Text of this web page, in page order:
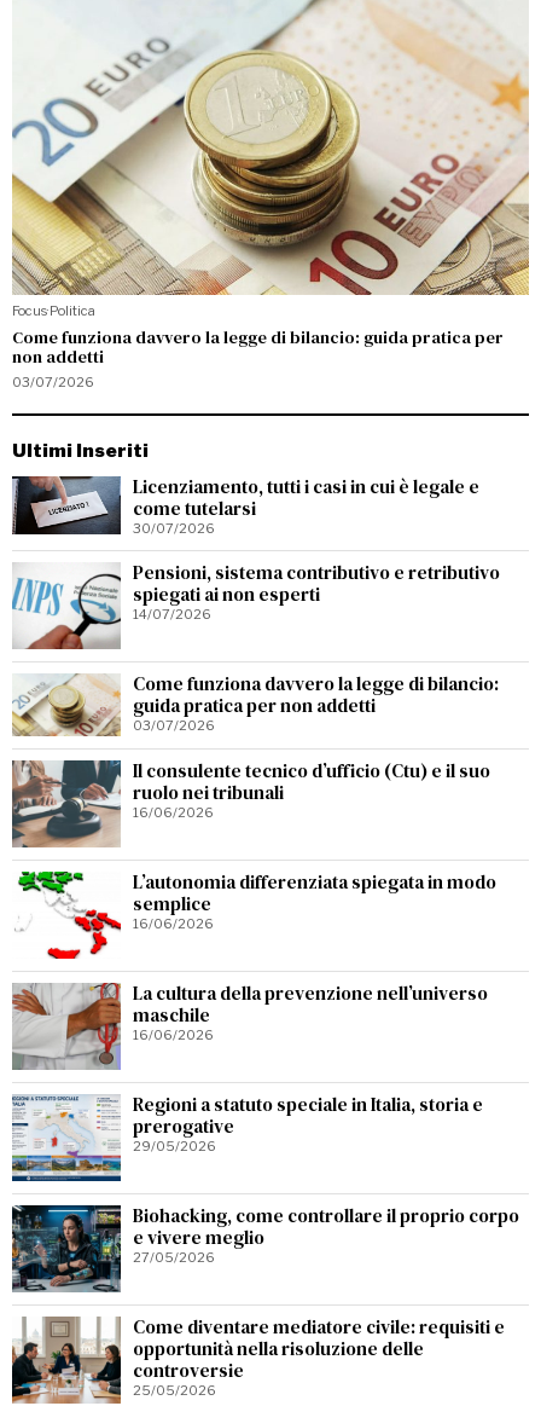
Focus·Politica
Come funziona davvero la legge di bilancio: guida pratica per
non addetti
03/07/2026
Ultimi Inseriti
Licenziamento, tutti i casi in cui è legale e
come tutelarsi
30/07/2026
Pensioni, sistema contributivo e retributivo
spiegati ai non esperti
14/07/2026
Come funziona davvero la legge di bilancio:
guida pratica per non addetti
03/07/2026
Il consulente tecnico d’ufficio (Ctu) e il suo
ruolo nei tribunali
16/06/2026
L’autonomia differenziata spiegata in modo
semplice
16/06/2026
La cultura della prevenzione nell’universo
maschile
16/06/2026
Regioni a statuto speciale in Italia, storia e
prerogative
29/05/2026
Biohacking, come controllare il proprio corpo
e vivere meglio
27/05/2026
Come diventare mediatore civile: requisiti e
opportunità nella risoluzione delle
controversie
25/05/2026